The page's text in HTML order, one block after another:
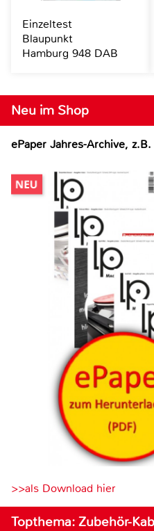
Neu im Shop
ePaper Jahres-Archive, z.B.
>>als Download hier
Topthema: Zubehör-
Einzeltest
Blaupunkt
Hamburg 948 DAB